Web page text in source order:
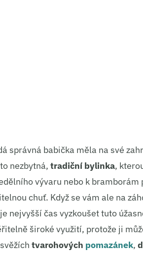
správná babička měla na své
nezbytná, tradiční bylinka,
vývaru nebo k
chuť. Když se vám ale na
nejvyšší čas vyzkoušet tuto
široké využití, protože ji
tvarohových pomazánek,